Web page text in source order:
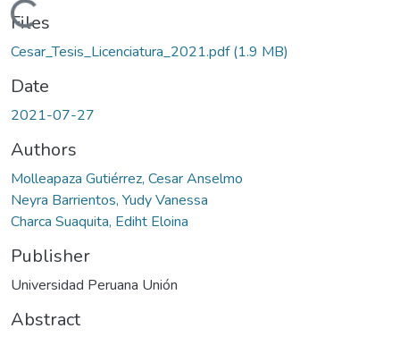
Loading...
Files
Cesar_Tesis_Licenciatura_2021.pdf(1.9 MB)
Date
2021-07-27
Authors
Molleapaza Gutiérrez, Cesar Anselmo
Neyra Barrientos, Yudy Vanessa
Charca Suaquita, Ediht Eloina
Publisher
Universidad Peruana Unión
Abstract